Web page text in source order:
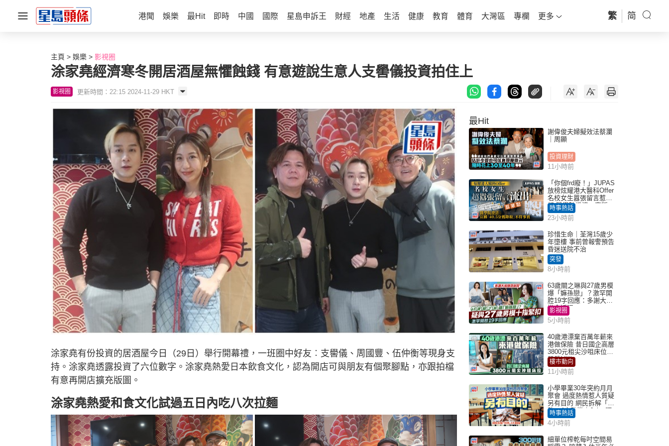
港聞 娛樂 最Hit 即時 中國 國際 星島申訴王 財經 地產 生活 健康 教育 體育 大灣區 專欄 更多 繁 简
主頁 娛樂 影視圈
涂家堯經濟寒冬開居酒屋無懼蝕錢 有意遊說生意人支嚳儀投資拍住上
影視圈 更新時間：22:15 2024-11-29 HKT
涂家堯有份投資的居酒屋今日（29日）舉行開幕禮，一班圈中好友︰支嚳儀、周國豐、伍仲衡等現身支
持。涂家堯透露投資了六位數字。涂家堯熱愛日本飲食文化，認為開店可與朋友有個聚腳點，亦跟拍檔
有意再開店擴充版圖。
涂家堯熱愛和食文化試過五日內吃八次拉麵
最Hit
謝偉俊夫婦擬效法蔡瀾
｜周顯
投資理財
11小時前
「你個frd廢！」JUPAS
放榜炫耀港大醫科Offer
名校女生囂張留言惹眾
怒 醫學院澄清：宣稱
「40.5分獲錄取」不符事
實｜Juicy叮
時事熱話
23小時前
珍惜生命｜荃灣15歲少
年墮樓 事前曾報警預告
昏迷送院不治
突發
8小時前
63歲關之琳與27歲男模
爆「嫲孫戀」？激罕開
腔19字回應：多謝大家
掛念近況
影視圈
5小時前
40歲港漂棄百萬年薪來
港做保險 昔日國企高層
3800元租尖沙咀床位｜
租盤Million
樓市動向
11小時前
小學畢業30年突約月月
聚會 過度熱情惹人質疑
另有目的 網民拆解「扮
熟」4大動機｜Juicy叮
時事熱話
4小時前
細單位榨乾每吋空間易